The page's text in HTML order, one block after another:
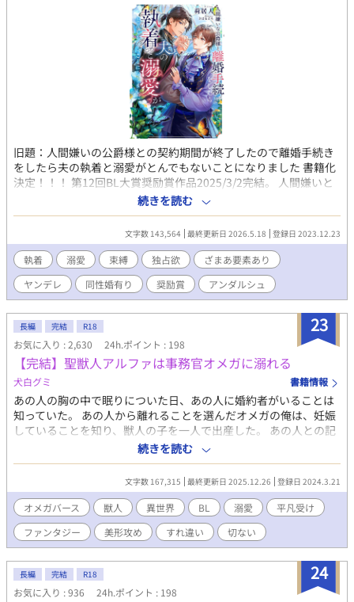
旧題：人間嫌いの公爵様との契約期間が終了したので離婚手続き
をしたら夫の執着と溺愛がとんでもないことになりました 書籍化
決定！！！ 第12回BL大賞奨励賞作品2025/3/2完結。 人間嫌いと
言われた公爵様に嫁いで3年。最初こそどうなるかと思ったものの
自分としては公爵の妻として努力してきたつもりだ。 男同士でも
結婚できる時代とはいえ、その同性愛結婚の先駆けの1人にされた
僕。なんてことを言いつつも、嫌々嫁いだわけじゃなくて僕は運
良く好きになった人に嫁いだので政略結婚万歳と今でも思ってい
る。 だけど相手は人嫌いの公爵様。初夜なんて必要なことを一方
的に話されただけで、翌日にどころかその日にお仕事に行ってし
まうような人だ。だから使用人にも舐められるし、割と肩身は狭
かった。 いくら惚れた相手と結婚できてもこれが毎日では参って
しまう。だから自分から少しでも過ごしやすい日々を送るために
そんな夫に提案したのだ。 三年間白い結婚を続けたら必ず離婚す
るから、三年間仕事でどうしても時間が取れない日を除いて毎日
公爵様と関わる時間がほしいと。 どんなに人嫌いでも約束は守っ
てくれる人だと知っていたからできた提案だ。この契約のおかげ
で毎日辛くても頑張れた。 しかし、そんな毎日も今日で終わり。
これからは好きな人から離れた生活になるのは残念なものの、同
時に使用人たちからの冷遇や公爵様が好きな令嬢たちの妬みから
の辛い日々から解放されるので悪い事ばかりではない。 最近は関
わる時間が増えて少しは心の距離が近づけたかなとは思ったりも
したけど、元々噂されるほどの人嫌いな公爵様だから、契約のせ
いで無駄な時間をとらされる邪魔な僕がいなくなって内心喜んで
いるかもしれない。それでもたまにはあんな奴がいたなと思い出
してくれたら嬉しいなあ、なんて思っていたのに……。 「何故離
婚の手続きをした？何か不満でもあるのなら直す。だから離れて
いかないでくれ」 「え？」 なんだか公爵様の様子がおかしい？
「誰よりも愛している。願うなら私だけの檻に閉じ込めたい」
「ふぇっ！？」 あまりの態度の変わりように僕はもうどうすれば
続きを読む
文字数 143,564 最終更新日 2026.5.18 登録日 2023.12.23
執着 溺愛 束縛 独占欲
ざまあ要素あり
ヤンデレ
同性婚有り 奨励賞 アンダルシュ
23
長編 完結 R18
お気に入り : 2,630 24h.ポイント : 198
【完結】聖獣人アルファは事務官オメガに溺れる
犬白グミ 書籍情報
あの人の胸の中で眠りについた日、あの人に婚約者がいることは
知っていた。 あの人から離れることを選んだオメガの俺は、妊娠
していることを知り、獣人の子を一人で出産した。 あの人との記
憶を思い返しながらも、四歳になった宝物のカスパーと忙しくも
楽しく過ごす日々。 ところが、俺の目の前に、ようやく居場所を
探し当てたルシャードが現れ、連れ戻そうとする。 アンゼル王国
王弟のルシャード殿下。五年前に俺はルシャードの事務官をして
いた。 五年前に遡る。 オメガの俺は、二十三歳になっても発情期
が来る気配がなく、ベータとして宮廷で働くことを選んだ。 第二
王子ルシャードの事務官となる。 だが、初対面のルシャードは俺
を一瞥すると興味がないとばかりに、返事もしなかったのだ。
【番外編 竜人王アルファは惑わす】追加しました。 ＊
【2025.10 加筆修正】 ＊現在→過去→現在の構成。 ＊R18 お気に
入り、エール、いいね、感想ありがとうございます！！ 《第12回
続きを読む
文字数 167,315 最終更新日 2025.12.26 登録日 2024.3.21
オメガバース 獣人 異世界 BL 溺愛
平凡受け
ファンタジー
美形攻め すれ違い 切ない
24
長編 完結 R18
お気に入り : 936 24h.ポイント : 198